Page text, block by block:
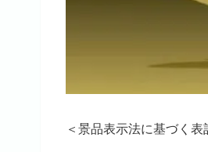
＜景品表示法に基づく